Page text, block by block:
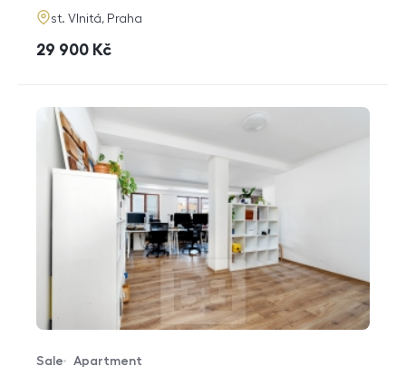
adresa
st. Vlnitá, Praha
cena
29 900 Kč
Offer type
Sale
Property type
Apartment